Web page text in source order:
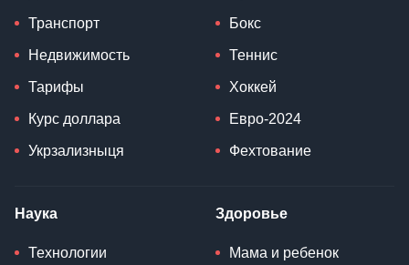
Транспорт
Недвижимость
Тарифы
Курс доллара
Укрзализныця
Бокс
Теннис
Хоккей
Евро-2024
Фехтование
Наука
Технологии
Здоровье
Мама и ребенок